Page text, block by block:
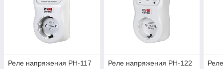
Реле напряжения РН-117 Реле напряжения РН-122